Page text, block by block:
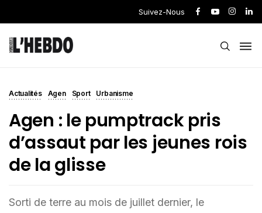
Suivez-Nous
Actualités Agen Sport Urbanisme
Agen : le pumptrack pris
d’assaut par les jeunes rois
de la glisse
Sorti de terre au mois de juillet dernier, le